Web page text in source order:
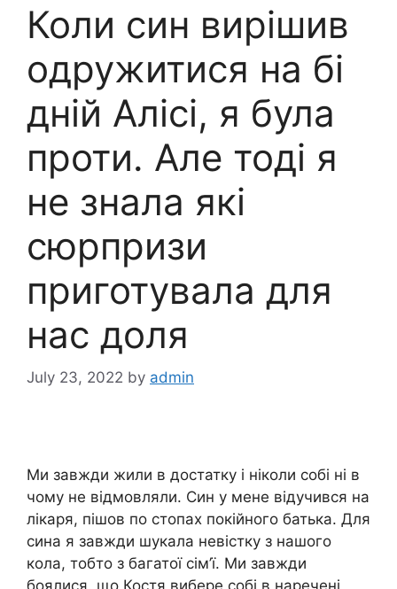
Коли син вирішив
одружитися на бі
дній Алісі, я була
проти. Але тоді я
не знала які
сюрпризи
приготувала для
нас доля
July 23, 2022 by admin
Ми завжди жили в достатку і ніколи собі ні в
чому не відмовляли. Син у мене відучився на
лікаря, пішов по стопах покійного батька. Для
сина я завжди шукала невістку з нашого
кола, тобто з багатої сім’ї. Ми завжди